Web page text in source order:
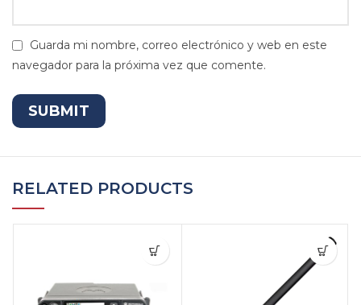
Guarda mi nombre, correo electrónico y web en este
navegador para la próxima vez que comente.
RELATED PRODUCTS